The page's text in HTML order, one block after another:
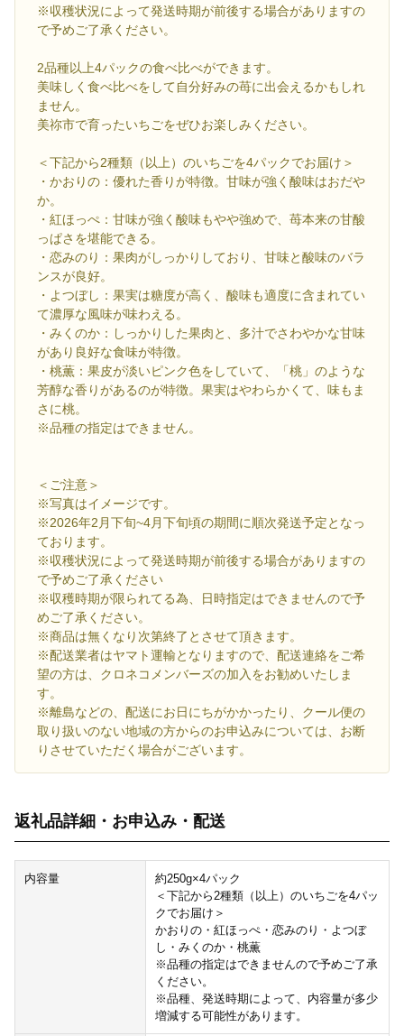
※収穫状況によって発送時期が前後する場合がありますの
で予めご了承ください。
2品種以上4パックの食べ比べができます。
美味しく食べ比べをして自分好みの苺に出会えるかもしれ
ません。
美祢市で育ったいちごをぜひお楽しみください。
＜下記から2種類（以上）のいちごを4パックでお届け＞
・かおりの：優れた香りが特徴。甘味が強く酸味はおだや
か。
・紅ほっぺ：甘味が強く酸味もやや強めで、苺本来の甘酸
っぱさを堪能できる。
・恋みのり：果肉がしっかりしており、甘味と酸味のバラ
ンスが良好。
・よつぼし：果実は糖度が高く、酸味も適度に含まれてい
て濃厚な風味が味わえる。
・みくのか：しっかりした果肉と、多汁でさわやかな甘味
があり良好な食味が特徴。
・桃薫：果皮が淡いピンク色をしていて、「桃」のような
芳醇な香りがあるのが特徴。果実はやわらかくて、味もま
さに桃。
※品種の指定はできません。
＜ご注意＞
※写真はイメージです。
※2026年2月下旬~4月下旬頃の期間に順次発送予定となっ
ております。
※収穫状況によって発送時期が前後する場合がありますの
で予めご了承ください
※収穫時期が限られてる為、日時指定はできませんので予
めご了承ください。
※商品は無くなり次第終了とさせて頂きます。
※配送業者はヤマト運輸となりますので、配送連絡をご希
望の方は、クロネコメンバーズの加入をお勧めいたしま
す。
※離島などの、配送にお日にちがかかったり、クール便の
取り扱いのない地域の方からのお申込みについては、お断
りさせていただく場合がございます。
返礼品詳細・お申込み・配送
内容量
約250g×4パック
＜下記から2種類（以上）のいちごを4パッ
クでお届け＞
かおりの・紅ほっぺ・恋みのり・よつぼ
し・みくのか・桃薫
※品種の指定はできませんので予めご了承
ください。
※品種、発送時期によって、内容量が多少
増減する可能性があります。